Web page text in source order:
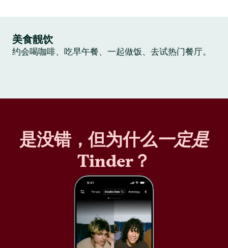
美食靓饮
约会喝咖啡、吃早午餐、一起做饭、去试热门餐厅。
是没错，但为什么一定是
Tinder？